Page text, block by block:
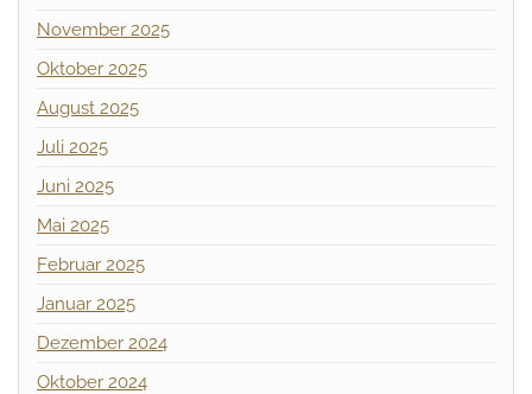
November 2025
Oktober 2025
August 2025
Juli 2025
Juni 2025
Mai 2025
Februar 2025
Januar 2025
Dezember 2024
Oktober 2024